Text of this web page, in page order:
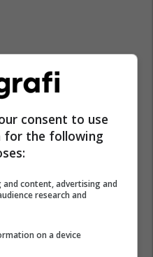
consent to use
for the following
content, advertising and
research and
on a device